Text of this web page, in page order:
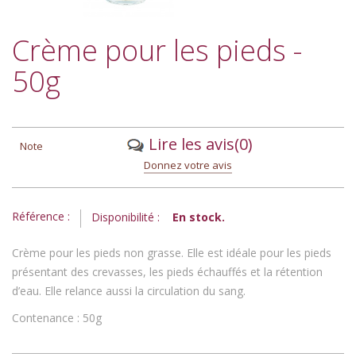
Crème pour les pieds -
50g
Note Lire les avis(0)
Donnez votre avis
Référence : Disponibilité : En stock.
Crème pour les pieds non grasse. Elle est idéale pour les pieds
présentant des crevasses, les pieds échauffés et la rétention
d’eau. Elle relance aussi la circulation du sang.
Contenance : 50g